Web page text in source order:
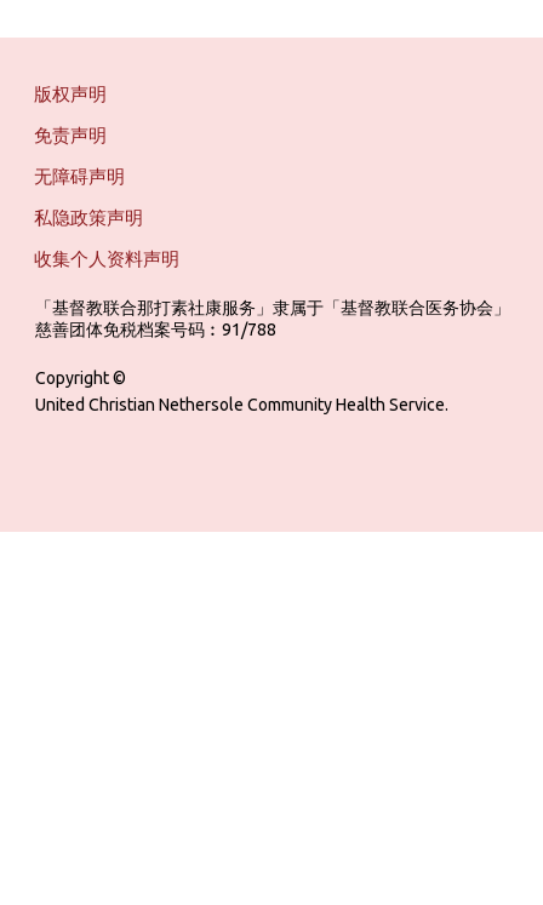
版权声明
免责声明
无障碍声明
私隐政策声明
收集个人资料声明
「基督教联合那打素社康服务」隶属于「基督教联合医务协会」
慈善团体免税档案号码︰91/788
Copyright ©
United Christian Nethersole Community Health Service.